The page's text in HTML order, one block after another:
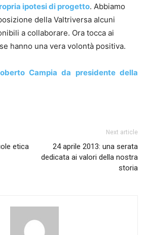
ipotesi di progetto. Abbiamo
della Valtriversa alcuni
a collaborare. Ora tocca ai
hanno una vera volontà positiva.
Campia da presidente della
etica
Next article
24 aprile 2013: una serata
dedicata ai valori della nostra
storia